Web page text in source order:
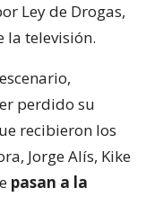
Ley de Drogas,
la televisión.
perdido su
recibieron los
Jorge Alís, Kike
pasan a la